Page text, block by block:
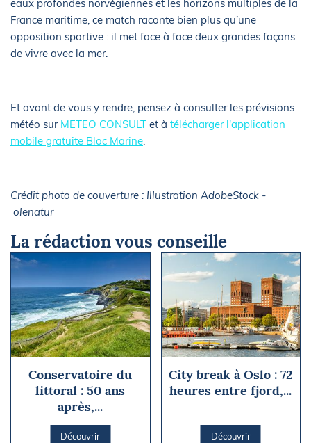
eaux profondes norvégiennes et les horizons multiples de la
France maritime, ce match raconte bien plus qu’une
opposition sportive : il met face à face deux grandes façons
de vivre avec la mer.
Et avant de vous y rendre, pensez à consulter les prévisions
météo sur METEO CONSULT et à télécharger l'application
mobile gratuite Bloc Marine.
Crédit photo de couverture : Illustration AdobeStock -
olenatur
La rédaction vous conseille
Conservatoire du
littoral : 50 ans
après,...
Découvrir
City break à Oslo : 72
heures entre fjord,...
Découvrir